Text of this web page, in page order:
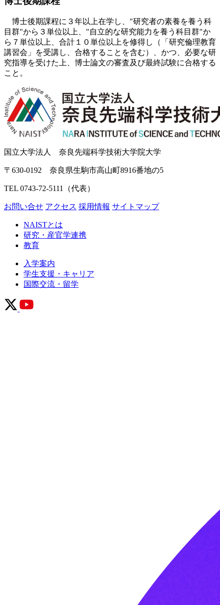
目群"から３単位以上、"自立的な研究能力を養う科目群"か
ら７単位以上、合計１０単位以上を修得し（「研究倫理教育
講習会」を受講し、合格することを含む）、かつ、必要な研
究指導を受けた上、博士論文の審査及び最終試験に合格する
こと。
研究・産官学連携
教育
学生支援・キャリア
国際交流・留学